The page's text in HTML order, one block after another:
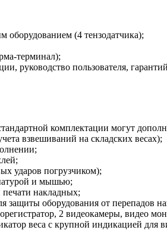
оборудованием (4 тензодатчика);
терминал);
руководство пользователя,
комплектации могут
взвешиваний на складских весах);
ударов погрузчиком);
и мышью;
накладных;
защиты оборудования от перепадов
2 видеокамеры, видео
веса с крупной индикацией для